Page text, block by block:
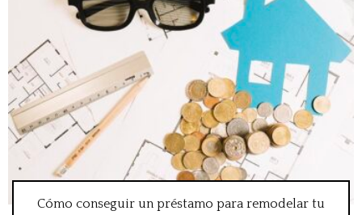
Cómo conseguir un préstamo para remodelar tu